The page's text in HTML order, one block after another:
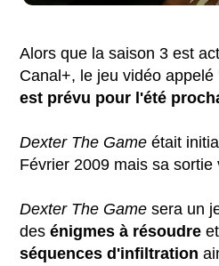
Alors que la saison 3 est
Canal+, le jeu vidéo appelé
est prévu pour l'été
Dexter The Game était
Février 2009 mais sa sortie
Dexter The Game sera un
desénigmes à résoudre
séquences d'infiltration